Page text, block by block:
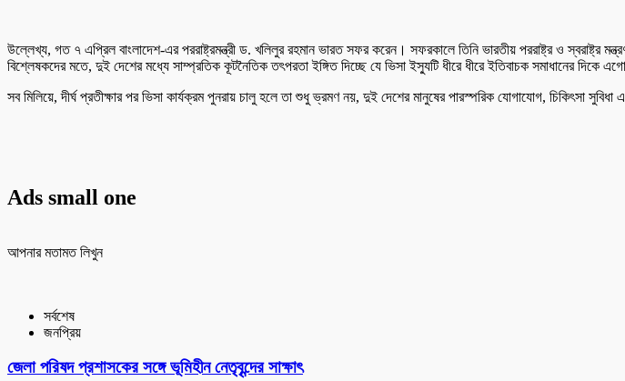
উল্লেখ্য, গত ৭ এপ্রিল বাংলাদেশ-এর পররাষ্ট্রমন্ত্রী ড. খলিলুর রহমান ভারত সফর করেন। সফরকালে তিনি ভারতীয় পররাষ্ট্র ও স্বরাষ্ট্র
বিশ্লেষকদের মতে, দুই দেশের মধ্যে সাম্প্রতিক কূটনৈতিক তৎপরতা ইঙ্গিত দিচ্ছে যে ভিসা ইস্যুটি ধীরে ধীরে ইতিবাচক সমাধানের
সব মিলিয়ে, দীর্ঘ প্রতীক্ষার পর ভিসা কার্যক্রম পুনরায় চালু হলে তা শুধু ভ্রমণ নয়, দুই দেশের মানুষের পারস্পরিক যোগাযোগ, চিকিৎসা
Ads small one
আপনার মতামত লিখুন
সর্বশেষ
জনপ্রিয়
জেলা পরিষদ প্রশাসকের সঙ্গে ভূমিহীন নেতৃবৃন্দের সাক্ষাৎ